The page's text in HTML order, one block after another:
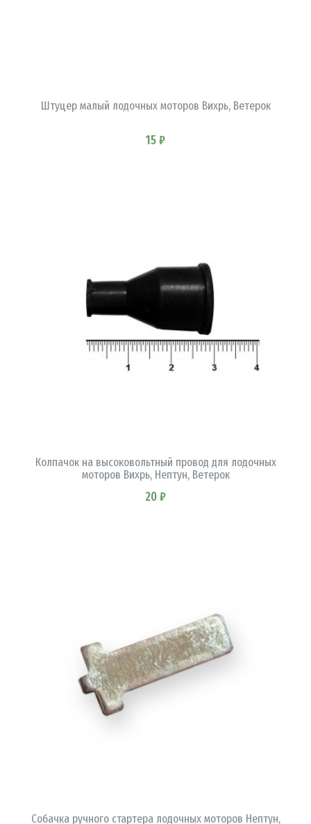
Штуцер малый лодочных моторов Вихрь, Ветерок
15 ₽
Колпачок на высоковольтный провод для лодочных
моторов Вихрь, Нептун, Ветерок
20 ₽
Собачка ручного стартера лодочных моторов Нептун,